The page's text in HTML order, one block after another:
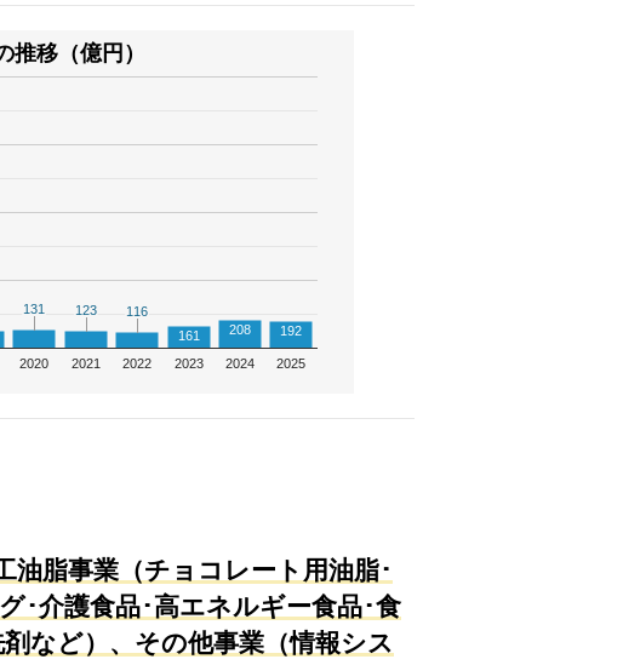
推移（億円）
2020 2021 2022 2023 2024 2025
131
131 123
123 116
116
161
208 192
油脂事業（チョコレート用油脂･
･介護食品･高エネルギー食品･食
など）、その他事業（情報シス